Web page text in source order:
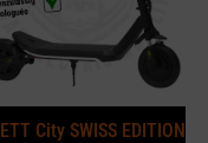
City SWISS EDITION